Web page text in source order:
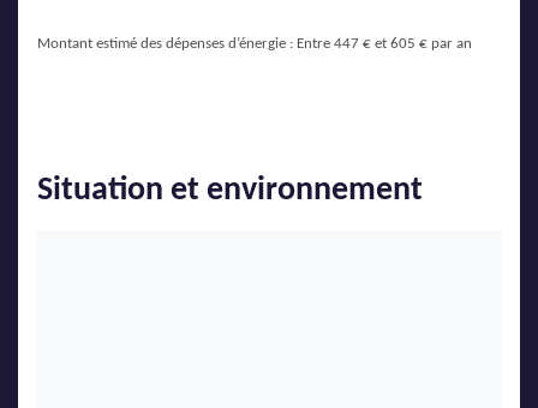
Montant estimé des dépenses d’énergie : Entre 447 € et 605 € par an
Situation et environnement